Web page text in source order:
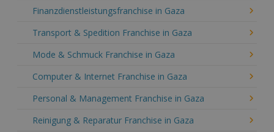
Finanzdienstleistungsfranchise in Gaza
Transport & Spedition Franchise in Gaza
Mode & Schmuck Franchise in Gaza
Computer & Internet Franchise in Gaza
Personal & Management Franchise in Gaza
Reinigung & Reparatur Franchise in Gaza